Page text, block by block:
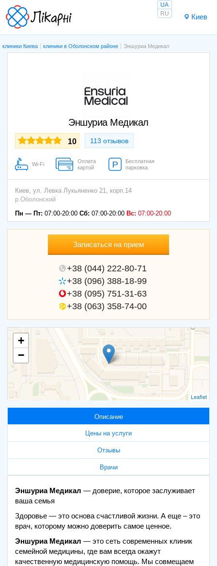
Киев
UA
RU
клиники Киева клиники в Оболонском районе Эншуриа Медикал
Эншуриа Медикал
10 113 отзывов
Wi-Fi
Оплата
картой
Бесплатная
парковка
Киев, ул. Левка Лукьяненко 21, корп.14
р.Оболонский
Пн — Пт: 07:00-20:00 Сб: 07:00-20:00 Вс: 07:00-20:00
Записаться на прием
+38 (044) 222-80-71
+38 (096) 388-18-99
+38 (095) 751-31-63
+38 (063) 358-74-00
+
−
Leaflet
Описание
Цены на услуги
Отзывы
Врачи
Эншуриа Медикал — доверие, которое заслуживает
ваша семья
Здоровье — это основа счастливой жизни. А еще – это
врач, которому можно доверить самое ценное.
Эншуриа Медикал — это сеть современных клиник
семейной медицины, где вам всегда окажут
качественную медицинскую помощь. Мы совмещаем